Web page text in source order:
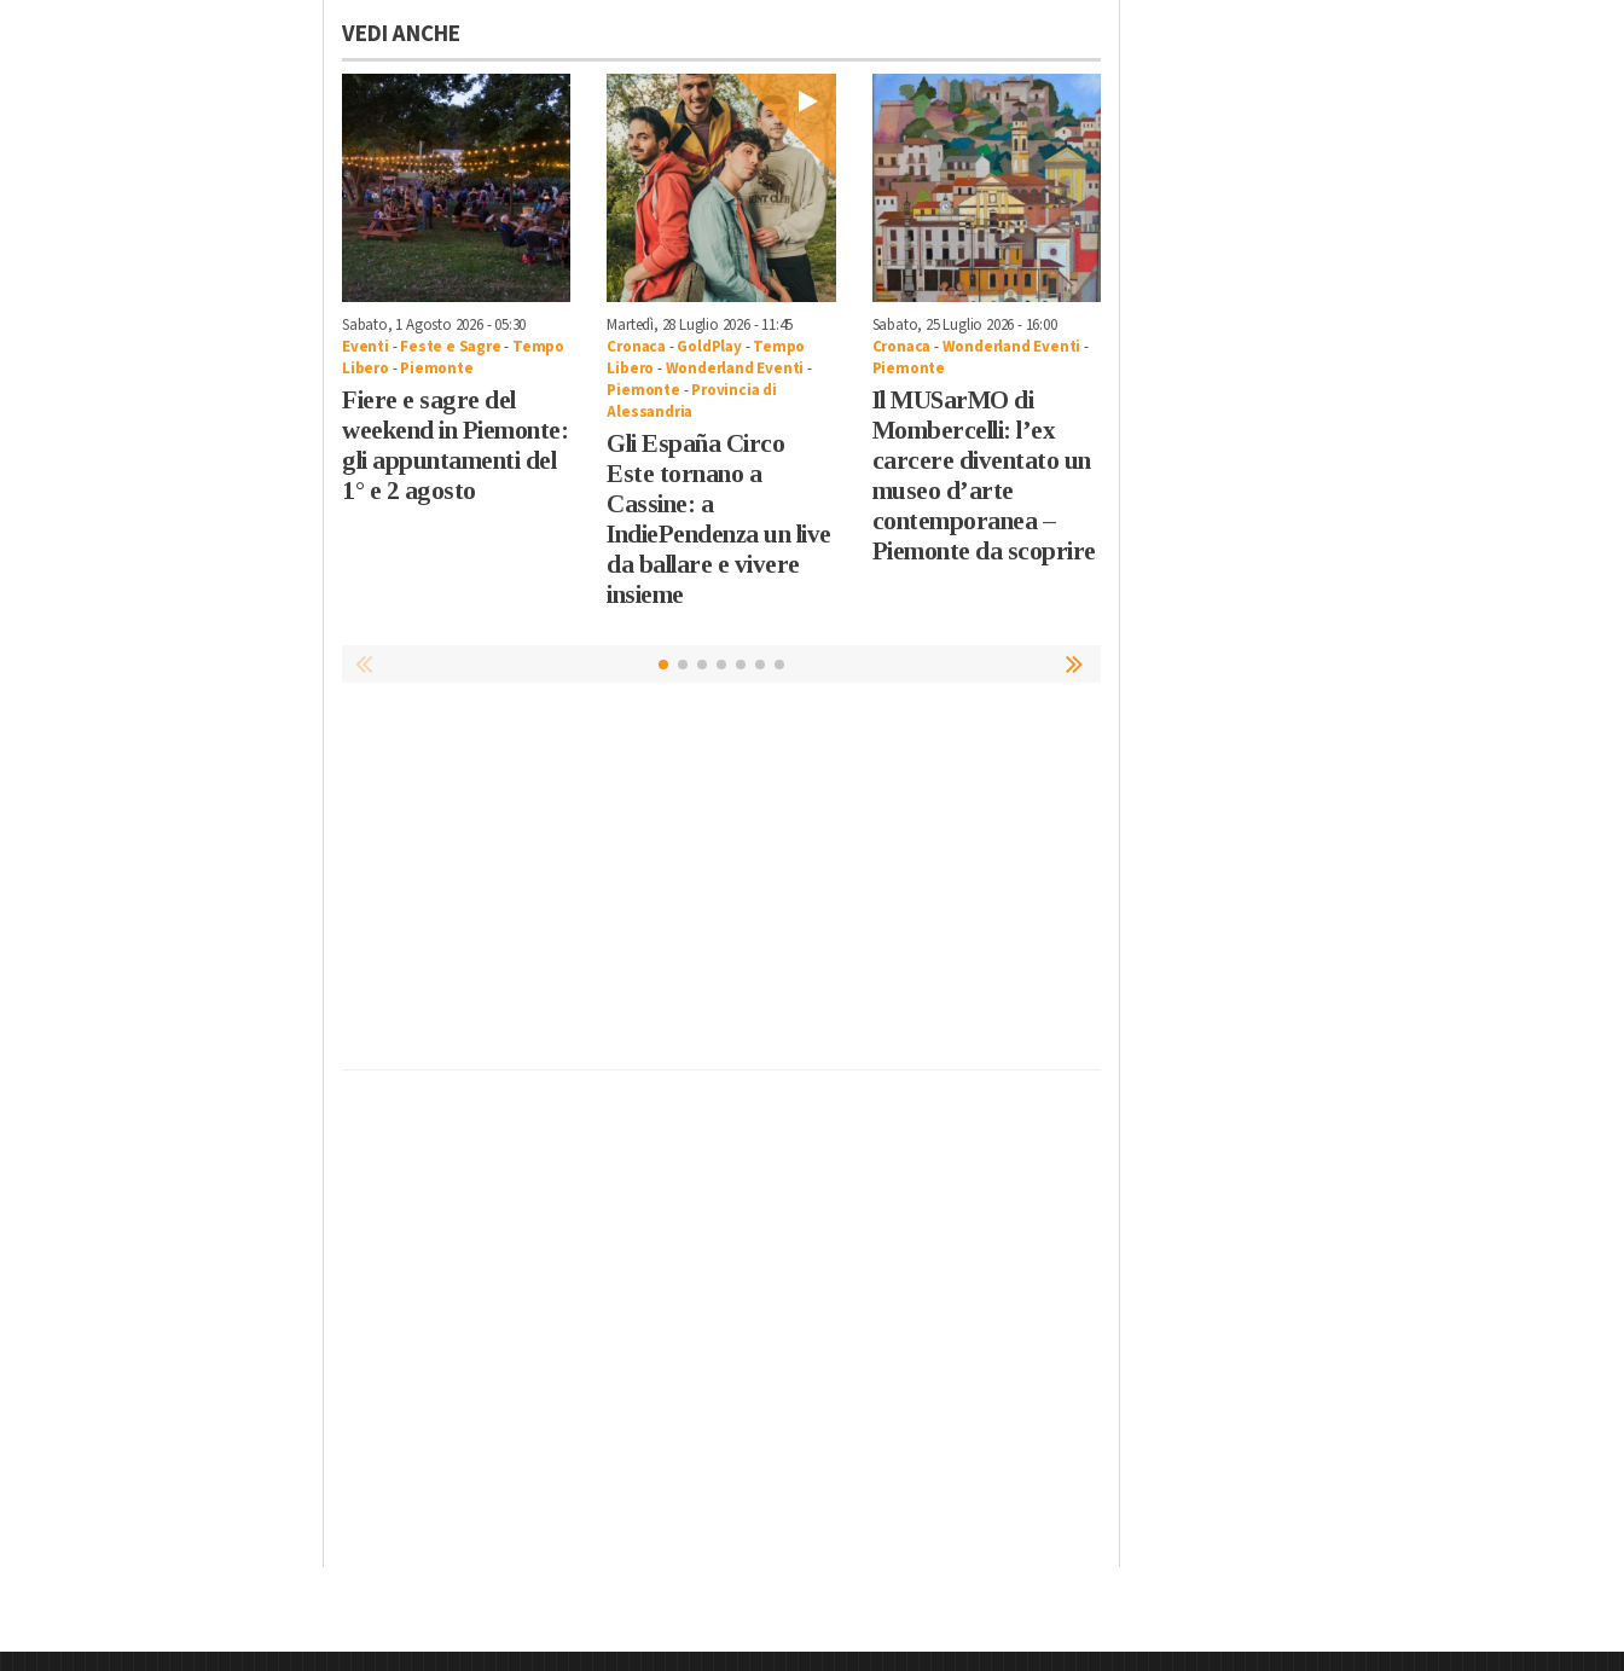
VEDI ANCHE
Sabato, 1 Agosto 2026 - 05:30
Eventi -Feste e Sagre- Tempo
Libero -Piemonte
Fiere e sagre del
weekend in Piemonte:
gli appuntamenti del
1° e 2 agosto
Martedì, 28 Luglio 2026 - 11:45
Cronaca -GoldPlay-Tempo
Libero -Wonderland Eventi -
Piemonte -Provincia di
Alessandria
Gli España Circo
Este tornano a
Cassine: a
IndiePendenza un live
da ballare e vivere
insieme
Sabato, 25 Luglio 2026 - 16:00
Cronaca -Wonderland Eventi -
Piemonte
Il MUSarMO di
Mombercelli: l’ex
carcere diventato un
museo d’arte
contemporanea –
Piemonte da scoprire